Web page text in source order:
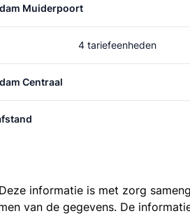
Muiderpoort
4 tariefeenheden
Centraal
informatie is met zorg
van de gegevens. De